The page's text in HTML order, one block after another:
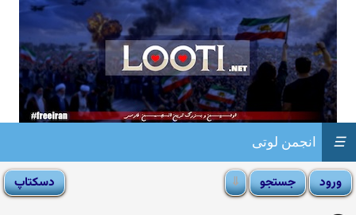
انجمن لوتی ☰